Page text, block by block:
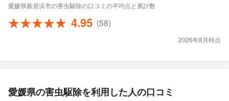
愛媛県新居浜市の害虫駆除の口コミの平均点と累計数
4.95 (58)
2026年8月時点
愛媛県の害虫駆除を利用した人の口コミ